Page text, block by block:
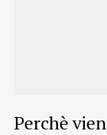
Perchè